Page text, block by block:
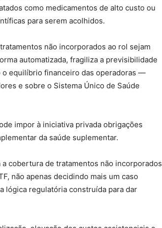
como medicamentos de alto custo ou
para serem acolhidos.
não incorporados ao rol sejam
automatizada, fragiliza a previsibilidade
o equilíbrio financeiro das operadoras —
e sobre o Sistema Único de Saúde
impor à iniciativa privada obrigações
da saúde suplementar.
cobertura de tratamentos não incorporados
não apenas decidindo mais um caso
lógica regulatória construída para dar